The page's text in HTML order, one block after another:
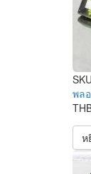
พล
ห